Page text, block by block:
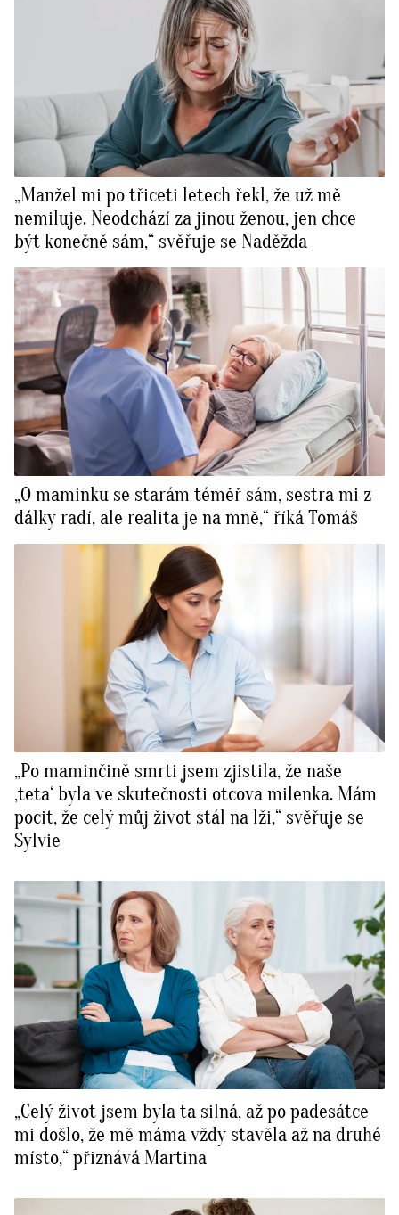
„Manžel mi po třiceti letech řekl, že už mě
nemiluje. Neodchází za jinou ženou, jen chce
být konečně sám,“ svěřuje se Naděžda
„O maminku se starám téměř sám, sestra mi z
dálky radí, ale realita je na mně,“ říká Tomáš
„Po maminčině smrti jsem zjistila, že naše
‚teta‘ byla ve skutečnosti otcova milenka. Mám
pocit, že celý můj život stál na lži,“ svěřuje se
Sylvie
„Celý život jsem byla ta silná, až po padesátce
mi došlo, že mě máma vždy stavěla až na druhé
místo,“ přiznává Martina